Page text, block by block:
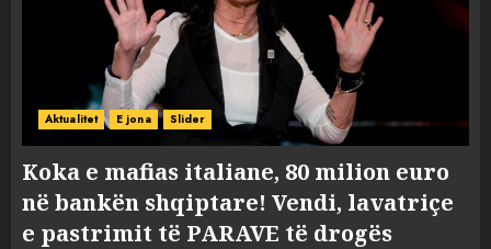
Aktualitet E jona Slider
Koka e mafias italiane, 80 milion euro
në bankën shqiptare! Vendi, lavatriçe
e pastrimit të PARAVE të drogës